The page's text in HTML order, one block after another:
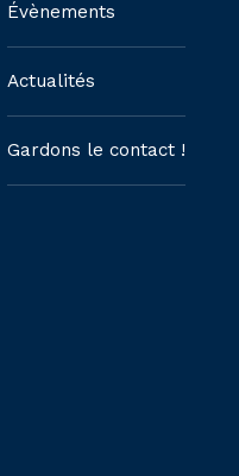
Évènements
Actualités
Gardons le contact !